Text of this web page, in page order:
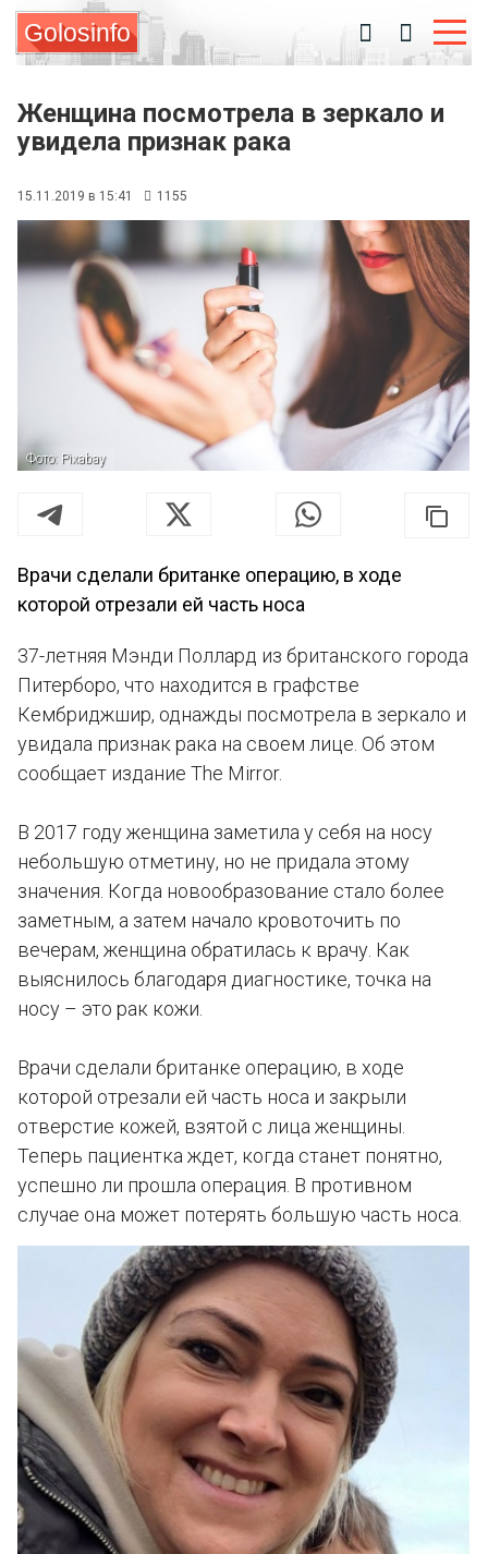
Golosinfo
Женщина посмотрела в зеркало и
увидела признак рака
15.11.2019 в 15:41 1155
Фото: Pixabay
Врачи сделали британке операцию, в ходе
которой отрезали ей часть носа
37-летняя Мэнди Поллард из британского города
Питерборо, что находится в графстве
Кембриджшир, однажды посмотрела в зеркало и
увидала признак рака на своем лице. Об этом
сообщает издание The Mirror.
В 2017 году женщина заметила у себя на носу
небольшую отметину, но не придала этому
значения. Когда новообразование стало более
заметным, а затем начало кровоточить по
вечерам, женщина обратилась к врачу. Как
выяснилось благодаря диагностике, точка на
носу – это рак кожи.
Врачи сделали британке операцию, в ходе
которой отрезали ей часть носа и закрыли
отверстие кожей, взятой с лица женщины.
Теперь пациентка ждет, когда станет понятно,
успешно ли прошла операция. В противном
случае она может потерять большую часть носа.